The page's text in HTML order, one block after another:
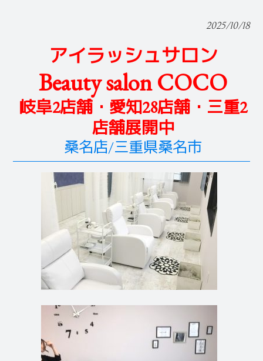
2025/10/18
アイラッシュサロン
Beauty salon COCO
岐阜2店舗・愛知28店舗・三重2
店舗展開中
桑名店/三重県桑名市